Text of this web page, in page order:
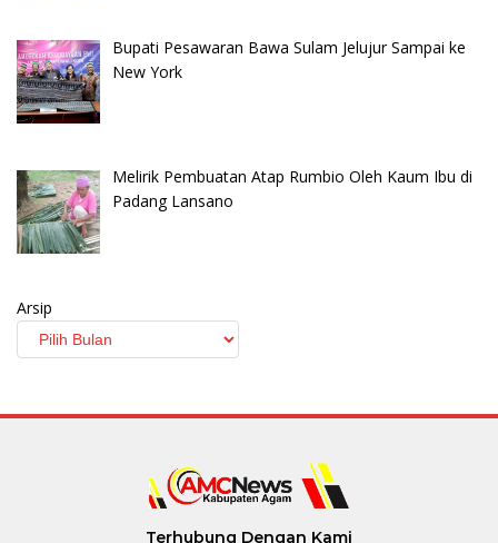
Bupati Pesawaran Bawa Sulam Jelujur Sampai ke
New York
Melirik Pembuatan Atap Rumbio Oleh Kaum Ibu di
Padang Lansano
Arsip
Terhubung Dengan Kami